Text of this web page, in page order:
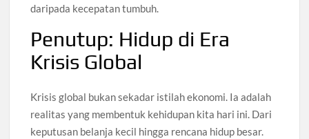
daripada kecepatan tumbuh.
Penutup: Hidup di Era
Krisis Global
Krisis global bukan sekadar istilah ekonomi. Ia adalah
realitas yang membentuk kehidupan kita hari ini. Dari
keputusan belanja kecil hingga rencana hidup besar.